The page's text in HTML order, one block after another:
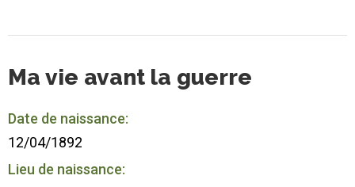
Ma vie avant la guerre
Date de naissance:
12/04/1892
Lieu de naissance: